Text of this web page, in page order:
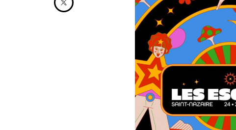
Partager cet article sur X